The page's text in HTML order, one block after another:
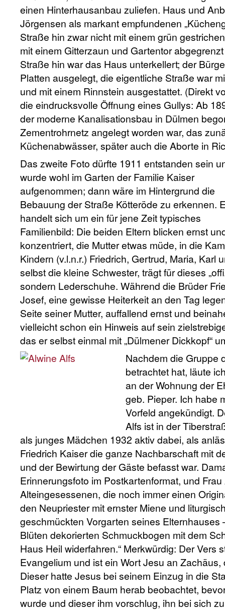
einen Hinterhausanbau zuliefen. Haus und
Jörgensen als markant empfundenen
Straße hin zwar nicht mit einem grün
mit einem Gitterzaun und Gartentor
Straße hin war das Haus unterkellert; der
Platten ausgelegt, die eigentliche Straße war
und mit einem Rinnstein ausgestattet. (Direkt
die eindrucksvolle Öffnung eines Gullys: Ab
der moderne Kanalisationsbau in Dülmen
Zementrohrnetz angelegt worden war, das
Küchenabwässer, später auch die Aborte in
Das zweite Foto dürfte 1911 entstanden sein
wurde wohl im Garten der Familie Kaiser
aufgenommen; dann wäre im Hintergrund die
Bebauung der Straße Kötteröde zu erkennen.
handelt sich um ein für jene Zeit typisches
Familienbild: Die beiden Eltern blicken ernst
konzentriert, die Mutter etwas müde, in die
Kindern (v.l.n.r.) Friedrich, Gertrud, Maria, Karl
selbst die kleine Schwester, trägt für dieses
sondern Lederschuhe. Während die Brüder
Josef, eine gewisse Heiterkeit an den Tag
Seite seiner Mutter, auffallend ernst und
vielleicht schon ein Hinweis auf sein
das er selbst einmal mit „Dülmener Dickkopf“
Nachdem die Gruppe
betrachtet hat, läute
an der Wohnung der
geb. Pieper. Ich habe
Vorfeld angekündigt.
Alfs ist in der
als junges Mädchen 1932 aktiv dabei, als
Friedrich Kaiser die ganze Nachbarschaft mit
und der Bewirtung der Gäste befasst war.
Erinnerungsfoto im Postkartenformat, und
Alteingesessenen, die noch immer einen
den Neupriester mit ernster Miene und
geschmückten Vorgarten seines Elternhauses
Blüten dekorierten Schmuckbogen mit dem
Haus Heil widerfahren.“ Merkwürdig: Der Vers
Evangelium und ist ein Wort Jesu an
Dieser hatte Jesus bei seinem Einzug in die
Platz von einem Baum herab beobachtet,
wurde und dieser ihm vorschlug, ihn bei sich